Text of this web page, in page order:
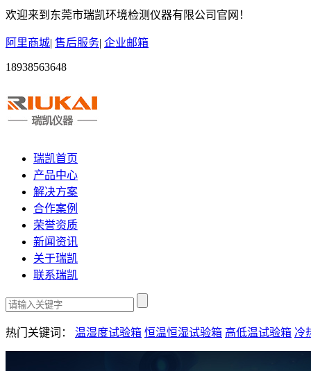
欢迎来到东莞市瑞凯环境检测仪器有限公司官网！
阿里商城| 售后服务| 企业邮箱
18938563648
瑞凯首页
产品中心
解决方案
合作案例
荣誉资质
新闻资讯
关于瑞凯
联系瑞凯
热门关键词： 温湿度试验箱 恒温恒湿试验箱 高低温试验箱 冷